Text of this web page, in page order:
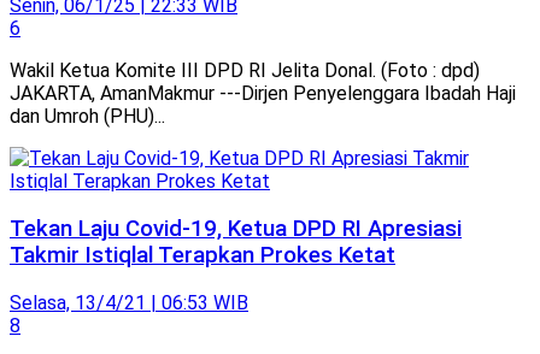
Senin, 06/1/25 | 22:33 WIB
6
Wakil Ketua Komite III DPD RI Jelita Donal. (Foto : dpd)
JAKARTA, AmanMakmur ---Dirjen Penyelenggara Ibadah Haji
dan Umroh (PHU)...
Tekan Laju Covid-19, Ketua DPD RI Apresiasi
Takmir Istiqlal Terapkan Prokes Ketat
Selasa, 13/4/21 | 06:53 WIB
8